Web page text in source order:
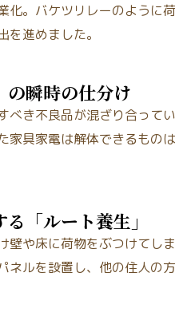
化。バケツリレーのように
進めました。
の瞬時の仕分け
べき不良品が混ざり合って
家具家電は解体できるもの
「ルート養生」
や床に荷物をぶつけてし
ネルを設置し、他の住人の